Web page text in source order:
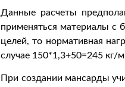
Данные расчеты
применяться материалы с
целей, то нормативная
случае 150*1,3+50=245 кг/
При создании мансарды